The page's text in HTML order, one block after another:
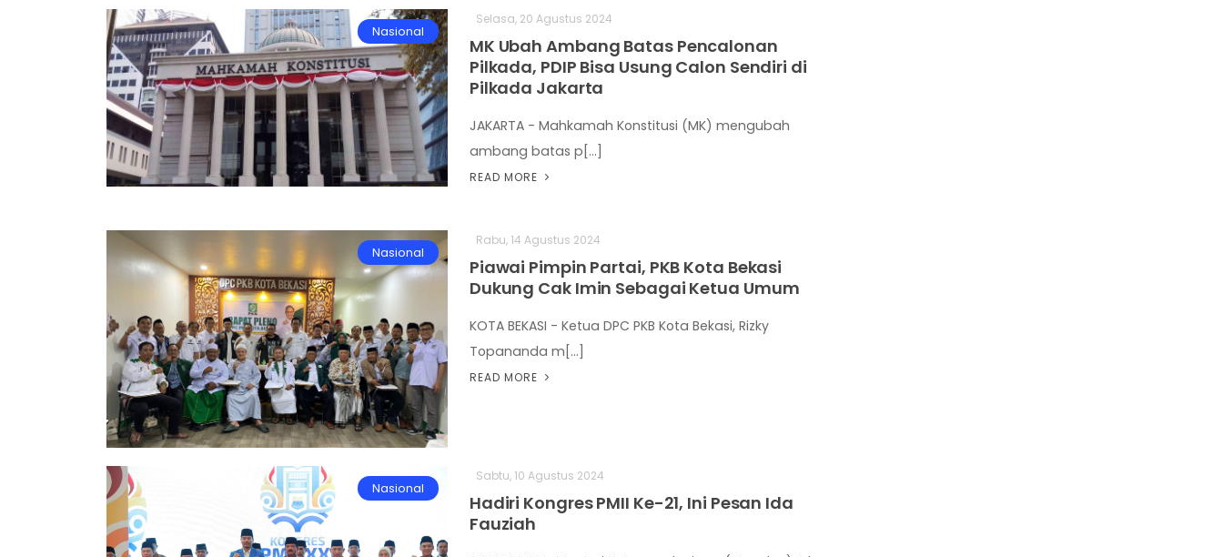
Nasional
Selasa, 20 Agustus 2024
MK Ubah Ambang Batas Pencalonan
Pilkada, PDIP Bisa Usung Calon Sendiri di
Pilkada Jakarta
JAKARTA - Mahkamah Konstitusi (MK) mengubah
ambang batas p[...]
READ MORE
Nasional
Rabu, 14 Agustus 2024
Piawai Pimpin Partai, PKB Kota Bekasi
Dukung Cak Imin Sebagai Ketua Umum
KOTA BEKASI - Ketua DPC PKB Kota Bekasi, Rizky
Topananda m[...]
READ MORE
Nasional
Sabtu, 10 Agustus 2024
Hadiri Kongres PMII Ke-21, Ini Pesan Ida
Fauziah